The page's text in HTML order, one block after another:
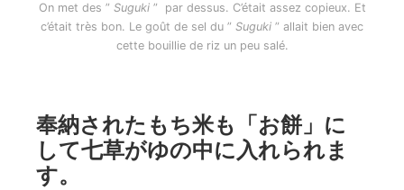
On met des ” Suguki ” par dessus. C’était assez copieux. Et
c’était très bon. Le goût de sel du ” Suguki ” allait bien avec
cette bouillie de riz un peu salé.
奉納されたもち米も「お餅」に
して七草がゆの中に入れられま
す。